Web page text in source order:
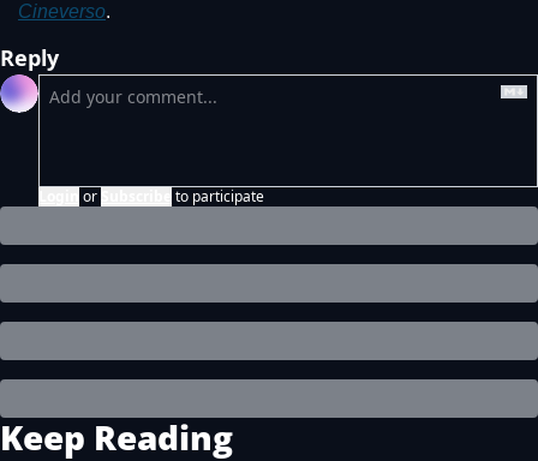
Cineverso.
Reply
or to participate
Keep Reading